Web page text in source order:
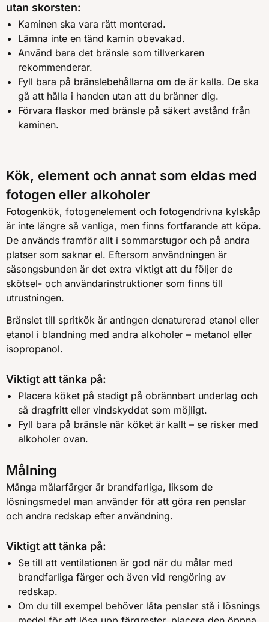
utan skorsten:
Kaminen ska vara rätt monterad.
Lämna inte en tänd kamin obevakad.
Använd bara det bränsle som tillverkaren
rekommenderar.
Fyll bara på bränslebehållarna om de är kalla. De ska
gå att hålla i handen utan att du bränner dig.
Förvara flaskor med bränsle på säkert avstånd från
kaminen.
Kök, element och annat som eldas med
fotogen eller alkoholer
Fotogenkök, fotogenelement och fotogendrivna kylskåp
är inte längre så vanliga, men finns fortfarande att köpa.
De används framför allt i sommarstugor och på andra
platser som saknar el. Eftersom användningen är
säsongsbunden är det extra viktigt att du följer de
skötsel- och användarinstruktioner som finns till
utrustningen.
Bränslet till spritkök är antingen denaturerad etanol eller
etanol i blandning med andra alkoholer – metanol eller
isopropanol.
Viktigt att tänka på:
Placera köket på stadigt på obrännbart underlag och
så dragfritt eller vindskyddat som möjligt.
Fyll bara på bränsle när köket är kallt – se risker med
alkoholer ovan.
Målning
Många målarfärger är brandfarliga, liksom de
lösningsmedel man använder för att göra ren penslar
och andra redskap efter användning.
Viktigt att tänka på:
Se till att ventilationen är god när du målar med
brandfarliga färger och även vid rengöring av
redskap.
Om du till exempel behöver låta penslar stå i lösnings